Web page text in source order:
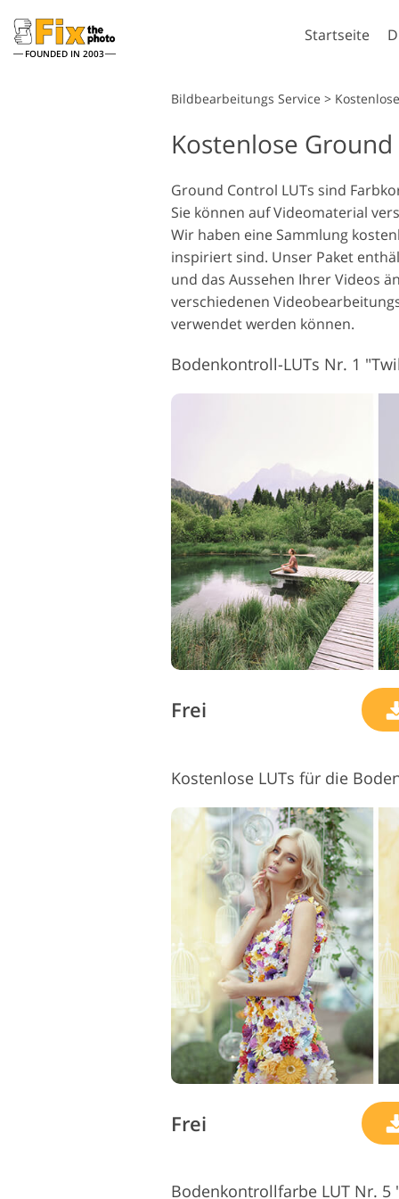
FOUNDED IN 2003
Startseite
Hochzeitsfotobearbeitung
Lightroom
Lightroom Presets
Sammlungen
Günstige Presets
Mobile Kollektion
Bildbearbeitungs Service >
Kostenlose
Ground Control LUTs sind
Sie können auf Videomaterial
Wir haben eine Sammlung
inspiriert sind. Unser Paket
und das Aussehen Ihrer Videos
verschiedenen
verwendet werden können.
Bodenkontroll-LUTs Nr. 1
Frei
Frei
Bodenkontrollfarbe LUT Nr. 5